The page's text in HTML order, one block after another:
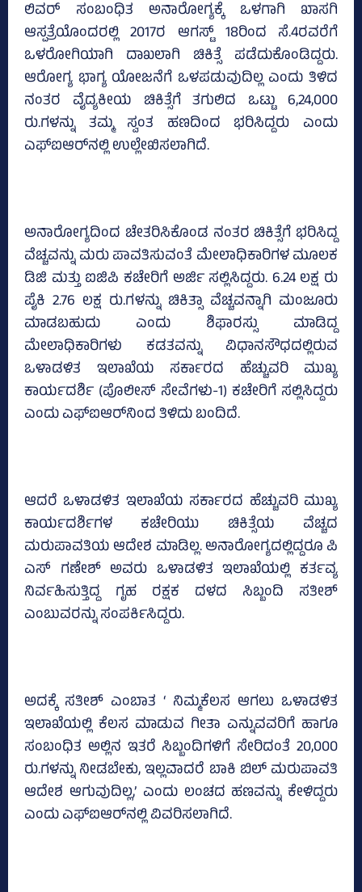
ಲಿವರ್‌ ಸಂಬಂಧಿತ ಅನಾರೋಗ್ಯಕ್ಕೆ ಒಳಗಾಗಿ ಖಾಸಗಿ
ಆಸ್ಪತ್ರೆಯೊಂದರಲ್ಲಿ 2017ರ ಆಗಸ್ಟ್‌ 18ರಿಂದ ಸೆ.4ರವರೆಗೆ
ಒಳರೋಗಿಯಾಗಿ ದಾಖಲಾಗಿ ಚಿಕಿತ್ಸೆ ಪಡೆದುಕೊಂಡಿದ್ದರು.
ಆರೋಗ್ಯ ಭಾಗ್ಯ ಯೋಜನೆಗೆ ಒಳಪಡುವುದಿಲ್ಲ ಎಂದು ತಿಳಿದ
ನಂತರ ವೈದ್ಯಕೀಯ ಚಿಕಿತ್ಸೆಗೆ ತಗುಲಿದ ಒಟ್ಟು 6,24,000
ರು.ಗಳನ್ನು ತಮ್ಮ ಸ್ವಂತ ಹಣದಿಂದ ಭರಿಸಿದ್ದರು ಎಂದು
ಎಫ್‌ಐಆರ್‌ನಲ್ಲಿ ಉಲ್ಲೇಖಿಸಲಾಗಿದೆ.
ಅನಾರೋಗ್ಯದಿಂದ ಚೇತರಿಸಿಕೊಂಡ ನಂತರ ಚಿಕಿತ್ಸೆಗೆ ಭರಿಸಿದ್ದ
ವೆಚ್ಚವನ್ನು ಮರು ಪಾವತಿಸುವಂತೆ ಮೇಲಾಧಿಕಾರಿಗಳ ಮೂಲಕ
ಡಿಜಿ ಮತ್ತು ಐಜಿಪಿ ಕಚೇರಿಗೆ ಅರ್ಜಿ ಸಲ್ಲಿಸಿದ್ದರು. 6.24 ಲಕ್ಷ ರು
ಪೈಕಿ 2.76 ಲಕ್ಷ ರು.ಗಳನ್ನು ಚಿಕಿತ್ಸಾ ವೆಚ್ಚವನ್ನಾಗಿ ಮಂಜೂರು
ಮಾಡಬಹುದು ಎಂದು ಶಿಫಾರಸ್ಸು ಮಾಡಿದ್ದ
ಮೇಲಾಧಿಕಾರಿಗಳು ಕಡತವನ್ನು ವಿಧಾನಸೌಧದಲ್ಲಿರುವ
ಒಳಾಡಳಿತ ಇಲಾಖೆಯ ಸರ್ಕಾರದ ಹೆಚ್ಚುವರಿ ಮುಖ್ಯ
ಕಾರ್ಯದರ್ಶಿ (ಪೊಲೀಸ್‌ ಸೇವೆಗಳು-1) ಕಚೇರಿಗೆ ಸಲ್ಲಿಸಿದ್ದರು
ಎಂದು ಎಫ್‌ಐಆರ್‌ನಿಂದ ತಿಳಿದು ಬಂದಿದೆ.
ಆದರೆ ಒಳಾಡಳಿತ ಇಲಾಖೆಯ ಸರ್ಕಾರದ ಹೆಚ್ಚುವರಿ ಮುಖ್ಯ
ಕಾರ್ಯದರ್ಶಿಗಳ ಕಚೇರಿಯು ಚಿಕಿತ್ಸೆಯ ವೆಚ್ಚದ
ಮರುಪಾವತಿಯ ಆದೇಶ ಮಾಡಿಲ್ಲ. ಅನಾರೋಗ್ಯದಲ್ಲಿದ್ದರೂ ಪಿ
ಎಸ್‌ ಗಣೇಶ್‌ ಅವರು ಒಳಾಡಳಿತ ಇಲಾಖೆಯಲ್ಲಿ ಕರ್ತವ್ಯ
ನಿರ್ವಹಿಸುತ್ತಿದ್ದ ಗೃಹ ರಕ್ಷಕ ದಳದ ಸಿಬ್ಬಂದಿ ಸತೀಶ್‌
ಎಂಬುವರನ್ನು ಸಂಪರ್ಕಿಸಿದ್ದರು.
ಅದಕ್ಕೆ ಸತೀಶ್‌ ಎಂಬಾತ ‘ ನಿಮ್ಮಕೆಲಸ ಆಗಲು ಒಳಾಡಳಿತ
ಇಲಾಖೆಯಲ್ಲಿ ಕೆಲಸ ಮಾಡುವ ಗೀತಾ ಎನ್ನುವವರಿಗೆ ಹಾಗೂ
ಸಂಬಂಧಿತ ಅಲ್ಲಿನ ಇತರೆ ಸಿಬ್ಬಂದಿಗಳಿಗೆ ಸೇರಿದಂತೆ 20,000
ರು.ಗಳನ್ನು ನೀಡಬೇಕು, ಇಲ್ಲವಾದರೆ ಬಾಕಿ ಬಿಲ್ ಮರುಪಾವತಿ
ಆದೇಶ ಆಗುವುದಿಲ್ಲ,’ ಎಂದು ಲಂಚದ ಹಣವನ್ನು ಕೇಳಿದ್ದರು
ಎಂದು ಎಫ್‌ಐಆರ್‌ನಲ್ಲಿ ವಿವರಿಸಲಾಗಿದೆ.